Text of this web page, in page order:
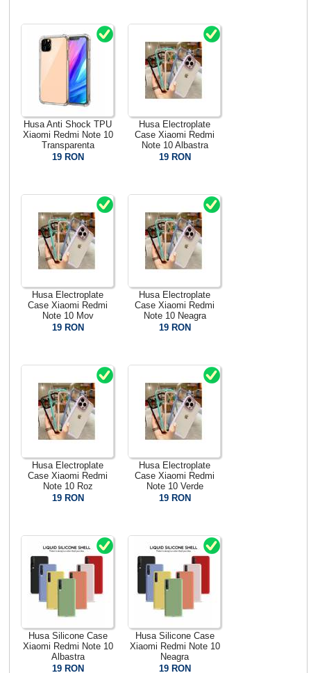
Husa Anti Shock TPU
Xiaomi Redmi Note 10
Transparenta
19 RON
Husa Electroplate
Case Xiaomi Redmi
Note 10 Albastra
19 RON
Husa Electroplate
Case Xiaomi Redmi
Note 10 Mov
19 RON
Husa Electroplate
Case Xiaomi Redmi
Note 10 Neagra
19 RON
Husa Electroplate
Case Xiaomi Redmi
Note 10 Roz
19 RON
Husa Electroplate
Case Xiaomi Redmi
Note 10 Verde
19 RON
Husa Silicone Case
Xiaomi Redmi Note 10
Albastra
19 RON
Husa Silicone Case
Xiaomi Redmi Note 10
Neagra
19 RON